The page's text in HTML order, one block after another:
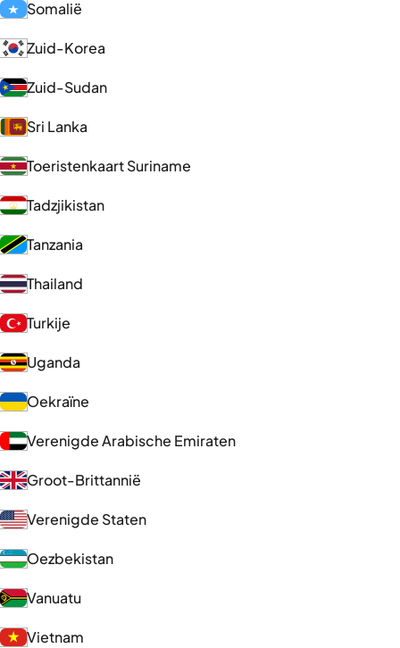
Somalië
Zuid-Korea
Zuid-Sudan
Sri Lanka
Toeristenkaart Suriname
Tadzjikistan
Tanzania
Thailand
Turkije
Uganda
Oekraïne
Verenigde Arabische Emiraten
Groot-Brittannië
Verenigde Staten
Oezbekistan
Vanuatu
Vietnam